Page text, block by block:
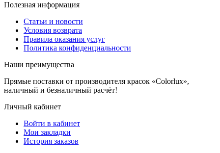
Полезная информация
Статьи и новости
Условия возврата
Правила оказания услуг
Политика конфиденциальности
Наши преимущества
Прямые поставки от производителя красок «Colorlux»,
наличный и безналичный расчёт!
Личный кабинет
Войти в кабинет
Мои закладки
История заказов